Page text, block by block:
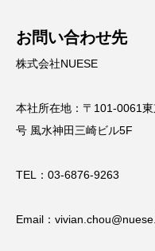
お問い合わせ先
株式会社NUESE
本社所在地：〒101-0061
号 風水神田三崎ビル5F
TEL：03-6876-9263
Email：